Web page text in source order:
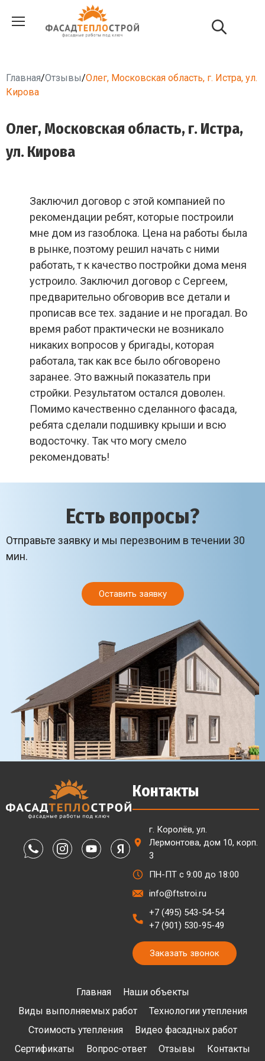
Главная/Отзывы/Олег, Московская область, г. Истра, ул.
Кирова
Олег, Московская область, г. Истра,
ул. Кирова
Заключил договор с этой компанией по
рекомендации ребят, которые построили
мне дом из газоблока. Цена на работы была
в рынке, поэтому решил начать с ними
работать, т к качество постройки дома меня
устроило. Заключил договор с Сергеем,
предварительно обговорив все детали и
прописав все тех. задание и не прогадал. Во
время работ практически не возникало
никаких вопросов у бригады, которая
работала, так как все было обговорено
заранее. Это важный показатель при
стройки. Результатом остался доволен.
Помимо качественно сделанного фасада,
ребята сделали подшивку крыши и всю
водосточку. Так что могу смело
рекомендовать!
Есть вопросы?
Отправьте заявку и мы перезвоним в течении 30
мин.
Оставить заявку
Главная
Наши объекты
Виды выполняемых работ
Технологии утепления
Стоимость утепления
Видео фасадных работ
Сертификаты
Вопрос-ответ Отзывы Контакты
Контакты
г. Королёв, ул.
Лермонтова, дом 10, корп.
3
ПН-ПТ с 9:00 до 18:00
info@ftstroi.ru
+7 (495) 543-54-54
+7 (901) 530-95-49
Заказать звонок